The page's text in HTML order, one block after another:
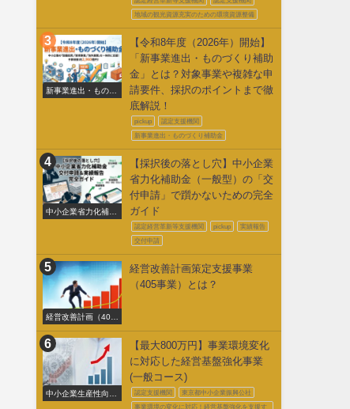
地域の観光資源充実のための環境資源整備
新事業進出・ものづ
【令和8年度（2026年）開始】
「新事業進出・ものづくり補助
金」とは？対象事業や複雑な申
請要件、採択のポイントまで徹
底解説！
pickup 認定支援機関
新事業進出・ものづくり補助金
中小企業省力化補助
【採択後の落とし穴】中小企業
省力化補助金（一般型）の「交
付申請」で躓かないための完全
ガイド
認定経営革新等支援機関 pickup 実績報告
交付申請
経営改善計画（405
事業）
経営改善計画策定支援事業
（405事業）とは？
中小企業生産性向上
【最大800万円】事業環境変化
に対応した経営基盤強化事業
(一般コース)
認定支援機関 東京都中小企業振興公社
事業環境の変化に対応！経営基盤強化を支援す